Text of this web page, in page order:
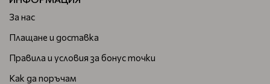
За нас
Плащане и доставка
Правила и условия за бонус точки
Как да поръчам